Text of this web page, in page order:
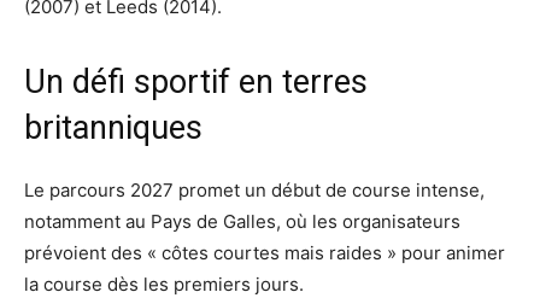
(2007) et Leeds (2014).
Un défi sportif en terres
britanniques
Le parcours 2027 promet un début de course intense,
notamment au Pays de Galles, où les organisateurs
prévoient des « côtes courtes mais raides » pour animer
la course dès les premiers jours.